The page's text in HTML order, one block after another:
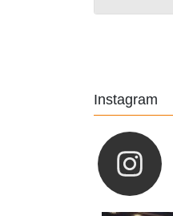
Instagram